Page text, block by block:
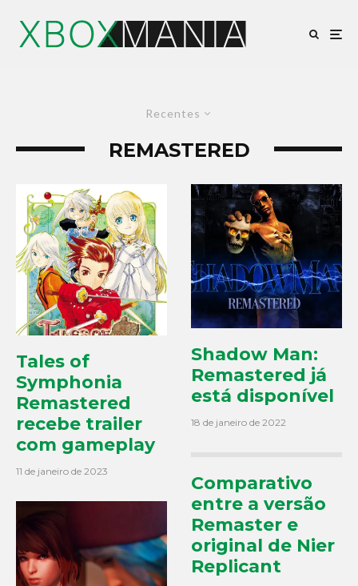
Recentes
REMASTERED
Tales of
Symphonia
Remastered
recebe trailer
com gameplay
11 de janeiro de 2023
Shadow Man:
Remastered já
está disponível
18 de janeiro de 2022
Comparativo
entre a versão
Remaster e
original de Nier
Replicant